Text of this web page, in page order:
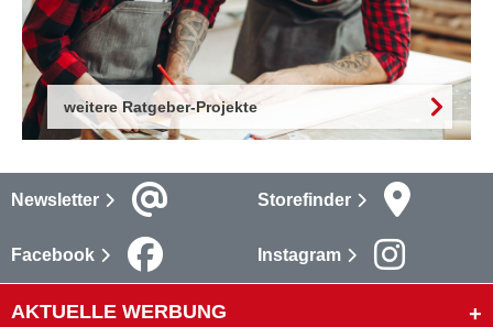
weitere Ratgeber-Projekte
Newsletter Storefinder
Facebook Instagram
AKTUELLE WERBUNG